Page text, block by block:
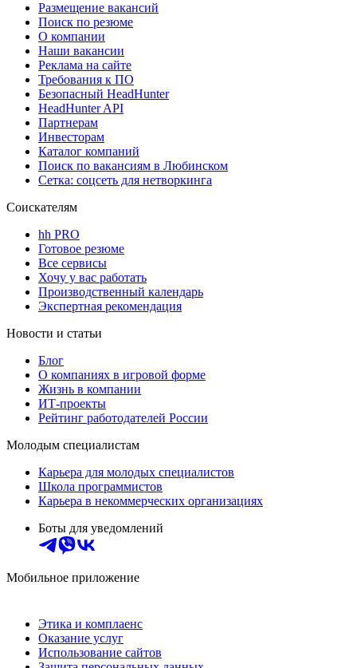
Размещение вакансий
Поиск по резюме
О компании
Наши вакансии
Реклама на сайте
Требования к ПО
Безопасный HeadHunter
HeadHunter API
Партнерам
Инвесторам
Каталог компаний
Поиск по вакансиям в Любинском
Сетка: соцсеть для нетворкинга
Соискателям
hh PRO
Готовое резюме
Все сервисы
Хочу у вас работать
Производственный календарь
Экспертная рекомендация
Новости и статьи
Блог
О компаниях в игровой форме
Жизнь в компании
ИТ-проекты
Рейтинг работодателей России
Молодым специалистам
Карьера для молодых специалистов
Школа программистов
Карьера в некоммерческих организациях
Боты для уведомлений
Мобильное приложение
Этика и комплаенс
Оказание услуг
Использование сайтов